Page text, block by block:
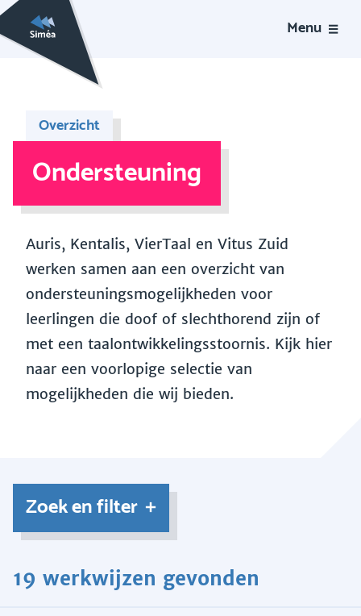
Menu
Overzicht
Ondersteuning
Auris, Kentalis, VierTaal en Vitus Zuid
werken samen aan een overzicht van
ondersteuningsmogelijkheden voor
leerlingen die doof of slechthorend zijn of
met een taalontwikkelingsstoornis. Kijk hier
naar een voorlopige selectie van
mogelijkheden die wij bieden.
Zoek en filter
19 werkwijzen gevonden